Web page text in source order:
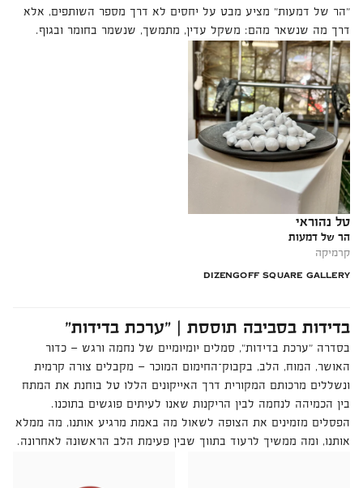
״הר של דמעות״ מציע מבט על יחסים לא דרך מספר השותפים, אלא
דרך מה שנשאר מהם: משקל עדין, מתמשך, שנשמר בחומר ובגוף.
טל נהוראי
הר של דמעות
קרמיקה
DIZENGOFF SQUARE GALLERY
בדידות בסביבה תוססת | ״ערכת בדידות״
בסדרה ״ערכת בדידות״, סמלים יומיומיים של נחמה ורגש — כדור
האושר, המוח, הלב, בקבוק־החימום המוכר — מקבלים צורה קרמית
ונשללים מרכותם המקורית דרך האייקונים הללו טל בוחנת את המתח
בין הכמיהה לנחמה לבין הריקנות שאנו לעיתים פוגשים בתוכנו.
הפסלים מזמינים את הצופה לשאול מה באמת מרגיע אותנו, מה ממלא
אותנו, ומה ממשיך לרעוד בתווך שבין פעימת הלב הראשונה לאחרונה.